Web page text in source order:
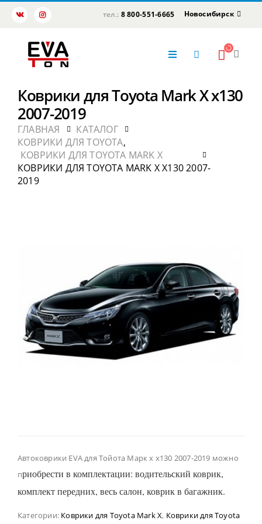
тел.: 8 800-551-6665 Новосибирск
Коврики для Toyota Mark X x130
2007-2019
ГЛАВНАЯ
КАТАЛОГ
КОВРИКИ ДЛЯ TOYOTA,
КОВРИКИ ДЛЯ TOYOTA MARK X
КОВРИКИ ДЛЯ TOYOTA MARK X X130 2007-
2019
Автоковрики EVA для Тойота Марк х х130 2007-2019 можно
приобрести в комплектации: водительский коврик,
комплект передних, весь салон, коврик в багажник.
Категории: Коврики для Toyota Mark X, Коврики для Toyota